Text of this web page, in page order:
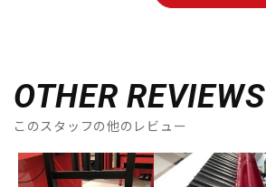
OTHER REVIEWS
このスタッフの他のレビュー